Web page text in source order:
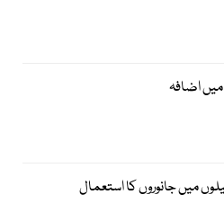
میں اضافہ
میں جانوروں کا استعمال